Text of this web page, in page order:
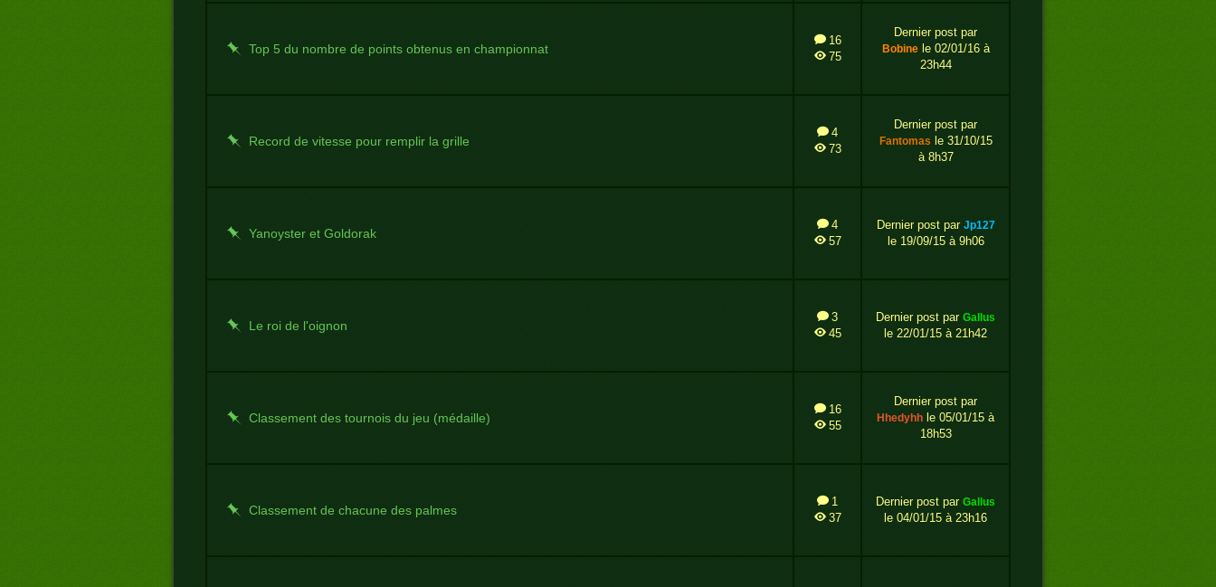
Top 5 du nombre de points obtenus en championnat
16
75
Dernier post par
bobine le 02/01/16 à
23h44
Record de vitesse pour remplir la grille
4
73
Dernier post par
fantomas le 31/10/15
à 8h37
Yanoyster et Goldorak
4
57
Dernier post par jp127
le 19/09/15 à 9h06
Le roi de l'oignon
3
45
Dernier post par gallus
le 22/01/15 à 21h42
Classement des tournois du jeu (médaille)
16
55
Dernier post par
hhedyhh le 05/01/15 à
18h53
Classement de chacune des palmes
1
37
Dernier post par gallus
le 04/01/15 à 23h16